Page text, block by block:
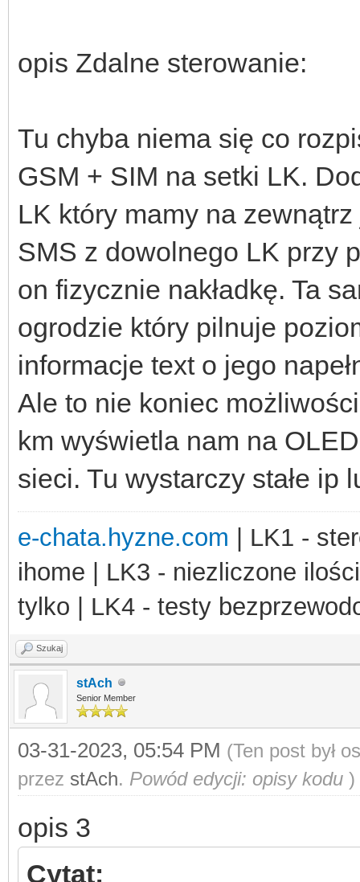
opis Zdalne sterowanie:
Tu chyba niema się co
GSM + SIM na setki LK.
LK który mamy na
SMS z dowolnego LK przy
on fizycznie nakładkę. Ta
ogrodzie który pilnuje
informacje text o jego
Ale to nie koniec
km wyświetla nam na
sieci. Tu wystarczy stałe ip
e-chata.hyzne.com | LK1 -
ihome | LK3 - niezliczone
tylko | LK4 - testy
Szukaj
stAch
Senior Member
03-31-2023, 05:54 PM (Ten post był
przez stAch. Powód edycji: opisy kodu )
opis 3
Cytat: